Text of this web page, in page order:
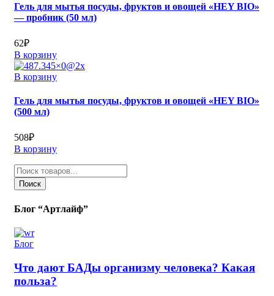
Гель для мытья посуды, фруктов и овощей «HEY BIO»
— пробник (50 мл)
62₽
В корзину
В корзину
Гель для мытья посуды, фруктов и овощей «HEY BIO»
(500 мл)
508₽
В корзину
товаров
Поиск
Блог “Артлайф”
Блог
Что дают БАДы организму человека? Какая
польза?